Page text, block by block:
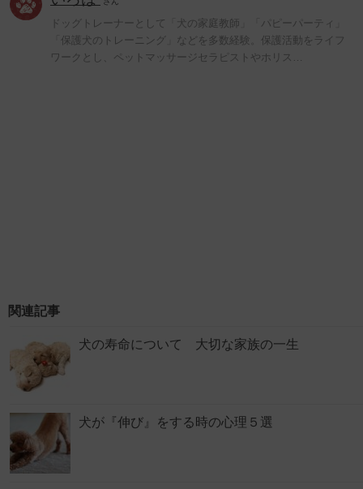
ドッグトレーナーとして「犬の家庭教師」「パピーパーティ」
「保護犬のトレーニング」などを多数経験。保護活動をライフ
ワークとし、ペットマッサージセラピストやホリス…
関連記事
犬の寿命について 大切な家族の一生
犬が『伸び』をする時の心理５選